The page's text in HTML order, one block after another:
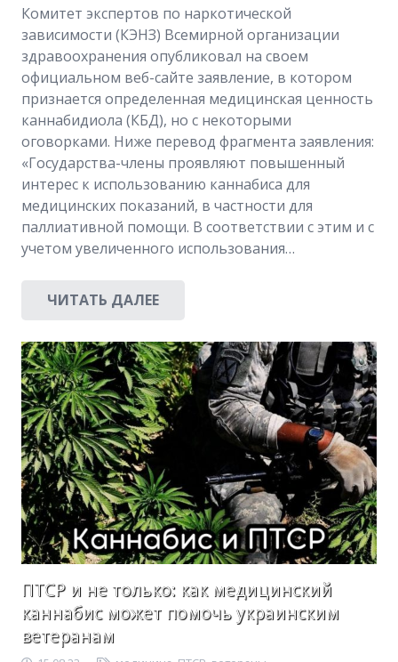
Комитет экспертов по наркотической
зависимости (КЭНЗ) Всемирной организации
здравоохранения опубликовал на своем
официальном веб-сайте заявление, в котором
признается определенная медицинская ценность
каннабидиола (КБД), но с некоторыми
оговорками. Ниже перевод фрагмента заявления:
«Государства-члены проявляют повышенный
интерес к использованию каннабиса для
медицинских показаний, в частности для
паллиативной помощи. В соответствии с этим и с
учетом увеличенного использования…
ЧИТАТЬ ДАЛЕЕ
ПТСР и не только: как медицинский
каннабис может помочь украинским
ветеранам